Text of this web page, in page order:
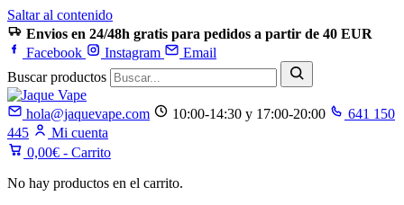
Saltar al contenido
Envios en 24/48h gratis para pedidos a partir de 40 EUR
Facebook
Instagram
Email
Buscar productos
hola@jaquevape.com 10:00-14:30 y 17:00-20:00
641 150
445
Mi cuenta
0,00€ - Carrito
No hay productos en el carrito.